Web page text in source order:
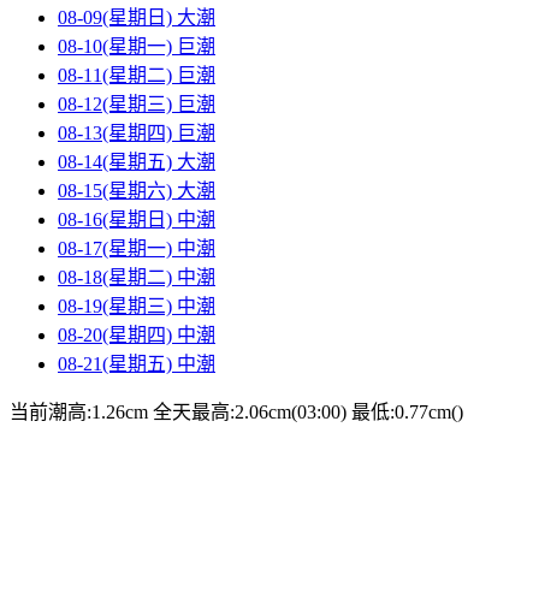
08-09(星期日) 大潮
08-10(星期一) 巨潮
08-11(星期二) 巨潮
08-12(星期三) 巨潮
08-13(星期四) 巨潮
08-14(星期五) 大潮
08-15(星期六) 大潮
08-16(星期日) 中潮
08-17(星期一) 中潮
08-18(星期二) 中潮
08-19(星期三) 中潮
08-20(星期四) 中潮
08-21(星期五) 中潮
当前潮高:1.26cm 全天最高:2.06cm(03:00) 最低:0.77cm()